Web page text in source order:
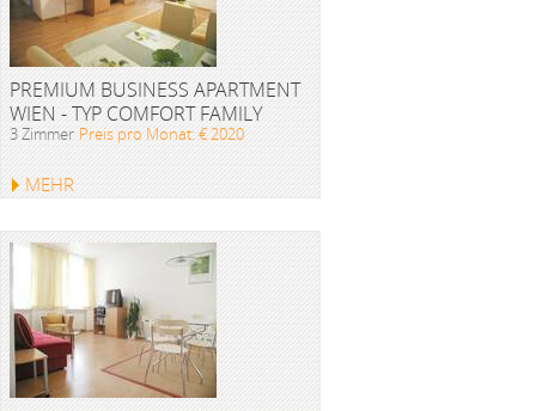
PREMIUM BUSINESS APARTMENT
WIEN - TYP COMFORT FAMILY
3 Zimmer Preis pro Monat: € 2020
MEHR